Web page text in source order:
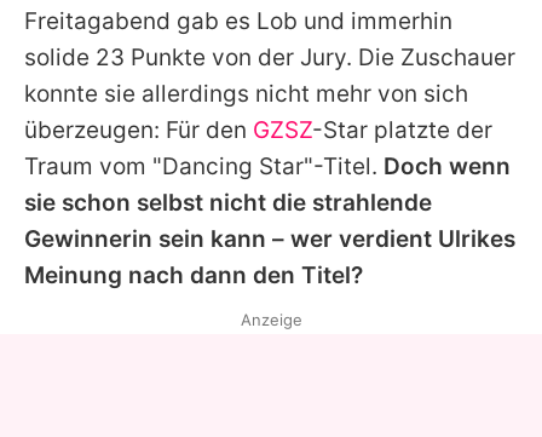
Utiq verwalten
Freitagabend gab es Lob und immerhin
solide 23 Punkte von der Jury. Die Zuschauer
konnte sie allerdings nicht mehr von sich
überzeugen: Für den GZSZ-Star platzte der
Traum vom "Dancing Star"-Titel. Doch wenn
sie schon selbst nicht die strahlende
Gewinnerin sein kann – wer verdient Ulrikes
Meinung nach dann den Titel?
Anzeige